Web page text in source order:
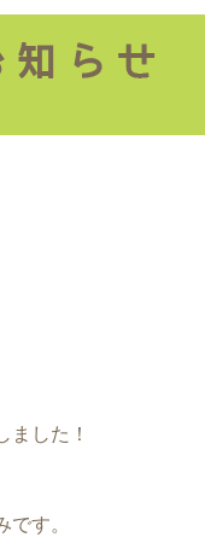
ました！
す。